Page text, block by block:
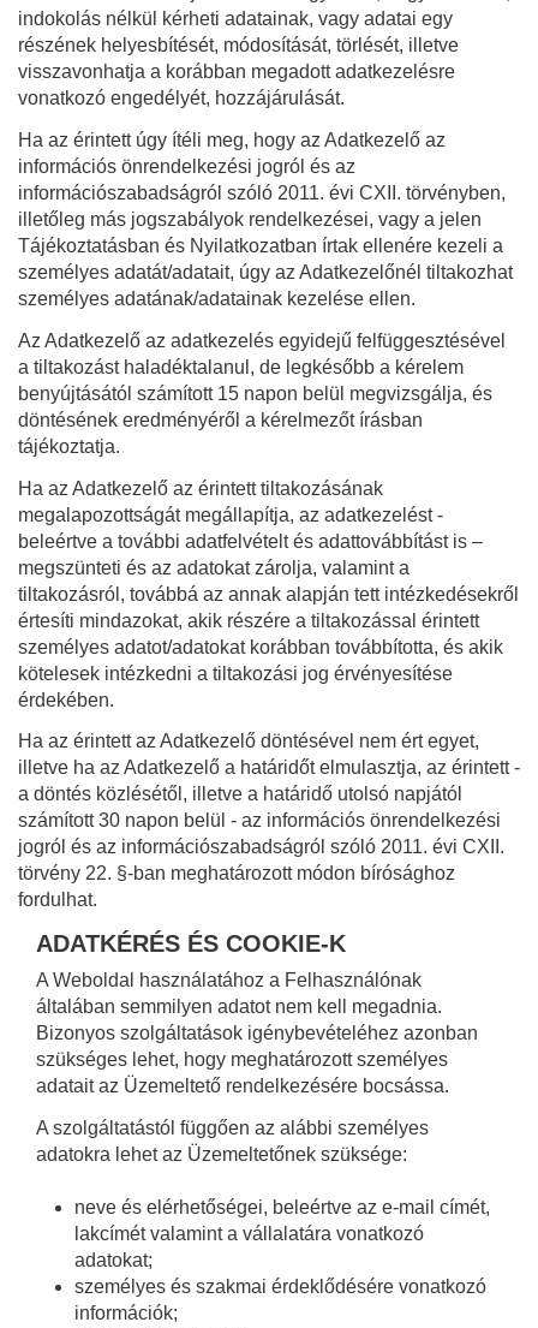
indokolás nélkül kérheti adatainak, vagy adatai egy
részének helyesbítését, módosítását, törlését, illetve
visszavonhatja a korábban megadott adatkezelésre
vonatkozó engedélyét, hozzájárulását.
Ha az érintett úgy ítéli meg, hogy az Adatkezelő az
információs önrendelkezési jogról és az
információszabadságról szóló 2011. évi CXII. törvényben,
illetőleg más jogszabályok rendelkezései, vagy a jelen
Tájékoztatásban és Nyilatkozatban írtak ellenére kezeli a
személyes adatát/adatait, úgy az Adatkezelőnél tiltakozhat
személyes adatának/adatainak kezelése ellen.
Az Adatkezelő az adatkezelés egyidejű felfüggesztésével
a tiltakozást haladéktalanul, de legkésőbb a kérelem
benyújtásától számított 15 napon belül megvizsgálja, és
döntésének eredményéről a kérelmezőt írásban
tájékoztatja.
Ha az Adatkezelő az érintett tiltakozásának
megalapozottságát megállapítja, az adatkezelést -
beleértve a további adatfelvételt és adattovábbítást is –
megszünteti és az adatokat zárolja, valamint a
tiltakozásról, továbbá az annak alapján tett intézkedésekről
értesíti mindazokat, akik részére a tiltakozással érintett
személyes adatot/adatokat korábban továbbította, és akik
kötelesek intézkedni a tiltakozási jog érvényesítése
érdekében.
Ha az érintett az Adatkezelő döntésével nem ért egyet,
illetve ha az Adatkezelő a határidőt elmulasztja, az érintett -
a döntés közlésétől, illetve a határidő utolsó napjától
számított 30 napon belül - az információs önrendelkezési
jogról és az információszabadságról szóló 2011. évi CXII.
törvény 22. §-ban meghatározott módon bírósághoz
fordulhat.
ADATKÉRÉS ÉS COOKIE-K
A Weboldal használatához a Felhasználónak
általában semmilyen adatot nem kell megadnia.
Bizonyos szolgáltatások igénybevételéhez azonban
szükséges lehet, hogy meghatározott személyes
adatait az Üzemeltető rendelkezésére bocsássa.
A szolgáltatástól függően az alábbi személyes
adatokra lehet az Üzemeltetőnek szüksége:
neve és elérhetőségei, beleértve az e-mail címét,
lakcímét valamint a vállalatára vonatkozó
adatokat;
személyes és szakmai érdeklődésére vonatkozó
információk;